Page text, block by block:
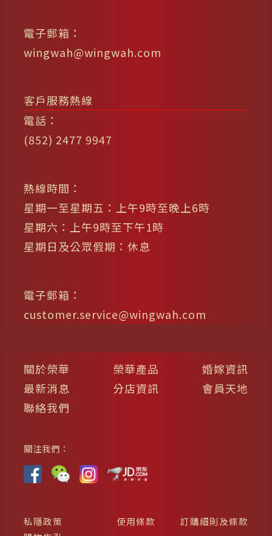
電子郵箱：
wingwah@wingwah.com
客戶服務熱線
電話：
(852) 2477 9947
熱線時間：
星期一至星期五：上午9時至晚上6時
星期六：上午9時至下午1時
星期日及公眾假期：休息
電子郵箱：
customer.service@wingwah.com
關於榮華 榮華產品
婚嫁資訊
最新消息
分店資訊
會員天地
聯絡我們
關注我們：
私隱政策 使用條款
訂購細則及條款